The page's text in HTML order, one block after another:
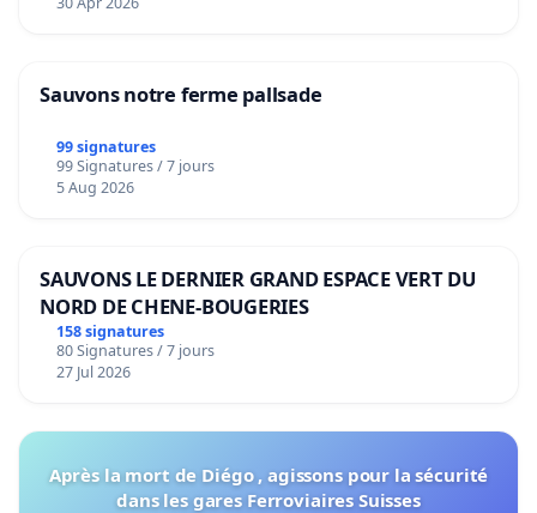
Sauvons notre ferme pallsade
99 signatures
99 Signatures / 7 jours
5 Aug 2026
SAUVONS LE DERNIER GRAND ESPACE VERT DU
NORD DE CHENE-BOUGERIES
158 signatures
80 Signatures / 7 jours
27 Jul 2026
Après la mort de Diégo , agissons pour la sécurité
dans les gares Ferroviaires Suisses